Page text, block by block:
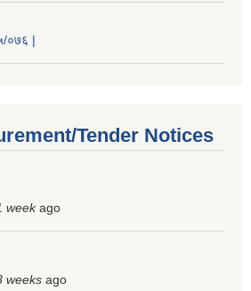
०७६ |
Tender Notices
weekago
weeks ago